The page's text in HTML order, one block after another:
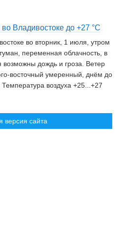
Владивостоке до +27 °C
во вторник, 1 июля, утром
переменная облачность, в
возможны дождь и гроза. Ветер
восточный умеренный, днём до
Температура воздуха +25...+27
версия сайта